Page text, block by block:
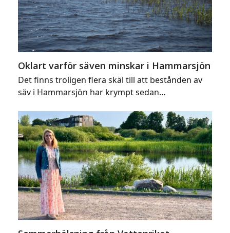
Oklart varför säven minskar i Hammarsjön
Det finns troligen flera skäl till att bestånden av
säv i Hammarsjön har krympt sedan…